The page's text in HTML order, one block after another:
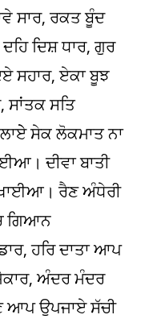
ਸਾਰ, ਰਕਤ ਬੂੰਦ
ਦਿਸ਼ ਧਾਰ, ਗੁਰ
ਸਹਾਰ, ਏਕਾ ਬੂਝ
ਸਾਂਤਕ ਸਤਿ
ਸੇਕ ਲੋਕਮਾਤ ਨਾ
ਦੀਵਾ ਬਾਤੀ
ਰੈਣ ਅੰਧੇਰੀ
ਗਿਆਨ
ਹਰਿ ਦਾਤਾ ਆਪ
ਅੰਦਰ ਮੰਦਰ
ਉਪਜਾਏ ਸੱਚੀ